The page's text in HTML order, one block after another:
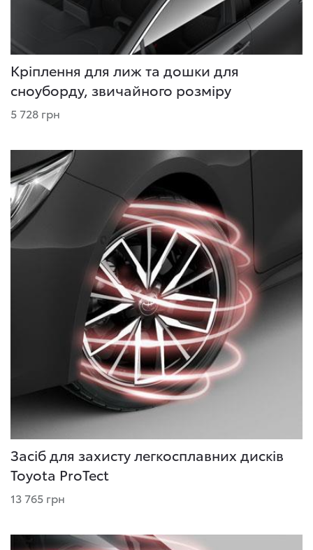
Кріплення для лиж та дошки для
сноуборду, звичайного розміру
5 728 грн
Засіб для захисту легкосплавних дисків
Toyota ProTect
13 765 грн